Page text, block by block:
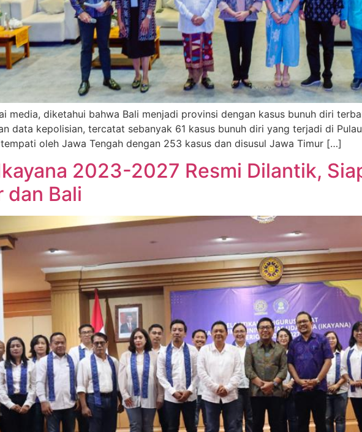
media, diketahui bahwa Bali menjadi provinsi dengan kasus bunuh diri
data kepolisian, tercatat sebanyak 61 kasus bunuh diri yang terjadi di
oleh Jawa Tengah dengan 253 kasus dan disusul Jawa Timur […]
2023-2027 Resmi Dilantik,
dan Bali